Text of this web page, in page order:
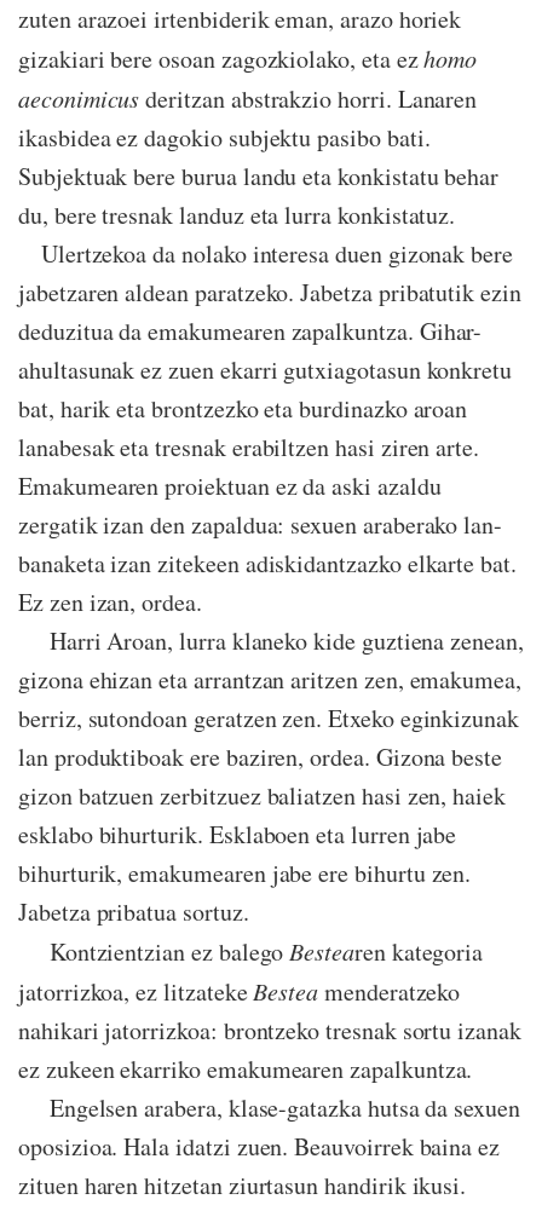
zuten arazoei irtenbiderik eman, arazo horiek
gizakiari bere osoan zagozkiolako, eta ezhomo
aeconimicusderitzan abstrakzio horri. Lanaren
ikasbidea ez dagokio subjektu pasibo bati.
Subjektuak bere burua landu eta konkistatu behar
du, bere tresnak landuz eta lurra konkistatuz.
Ulertzekoa da nolako interesa duen gizonak bere
jabetzaren aldean paratzeko. Jabetza pribatutik ezin
deduzitua da emakumearen zapalkuntza. Gihar-
ahultasunak ez zuen ekarri gutxiagotasun konkretu
bat, harik eta brontzezko eta burdinazko aroan
lanabesak eta tresnak erabiltzen hasi ziren arte.
Emakumearen proiektuan ez da aski azaldu
zergatik izan den zapaldua: sexuen araberako lan-
banaketa izan zitekeen adiskidantzazko elkarte bat.
Ez zen izan, ordea.
Harri Aroan, lurra klaneko kide guztiena zenean,
gizona ehizan eta arrantzan aritzen zen, emakumea,
berriz, sutondoan geratzen zen. Etxeko eginkizunak
lan produktiboak ere baziren, ordea. Gizona beste
gizon batzuen zerbitzuez baliatzen hasi zen, haiek
esklabo bihurturik. Esklaboen eta lurren jabe
bihurturik, emakumearen jabe ere bihurtu zen.
Jabetza pribatua sortuz.
Kontzientzian ez balegoBestearen kategoria
jatorrizkoa, ez litzatekeBesteamenderatzeko
nahikari jatorrizkoa: brontzeko tresnak sortu izanak
ez zukeen ekarriko emakumearen zapalkuntza.
Engelsen arabera, klase-gatazka hutsa da sexuen
oposizioa. Hala idatzi zuen. Beauvoirrek baina ez
zituen haren hitzetan ziurtasun handirik ikusi.